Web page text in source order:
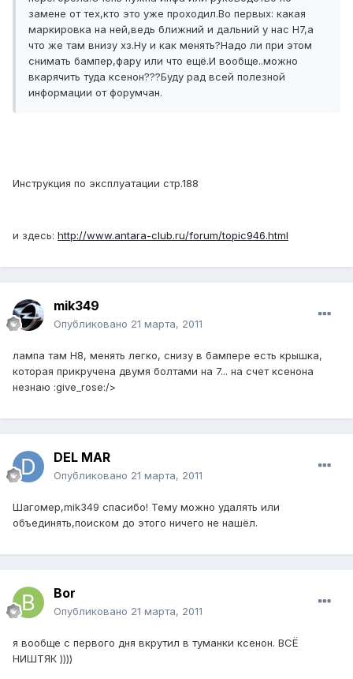
замене от тех,кто это уже проходил.Во первых: какая
маркировка на ней,ведь ближний и дальний у нас Н7,а
что же там внизу хз.Ну и как менять?Надо ли при этом
снимать бампер,фару или что ещё.И вообще..можно
вкарячить туда ксенон???Буду рад всей полезной
информации от форумчан.
Инструкция по эксплуатации стр.188
и здесь: http://www.antara-club.ru/forum/topic946.html
mik349
Опубликовано 21 марта, 2011
лампа там Н8, менять легко, снизу в бампере есть крышка,
которая прикручена двумя болтами на 7... на счет ксенона
незнаю :give_rose:/>
DEL MAR
Опубликовано 21 марта, 2011
Шагомер,mik349 спасибо! Тему можно удалять или
объединять,поиском до этого ничего не нашёл.
Bor
Опубликовано 21 марта, 2011
я вообще с первого дня вкрутил в туманки ксенон. ВСЁ
НИШТЯК ))))